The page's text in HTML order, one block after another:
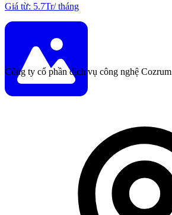
Giá từ: 5.7Tr/tháng
Công ty cổ phần dịch vụ công nghệ Cozrum